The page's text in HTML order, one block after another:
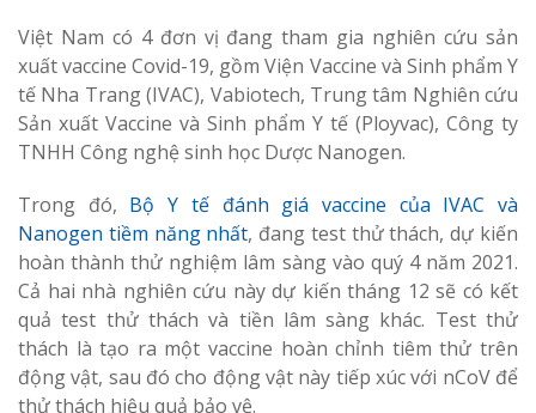
Việt Nam có 4 đơn vị đang tham gia nghiên cứu sản
xuất vaccine Covid-19, gồm Viện Vaccine và Sinh phẩm Y
tế Nha Trang (IVAC), Vabiotech, Trung tâm Nghiên cứu
Sản xuất Vaccine và Sinh phẩm Y tế (Ployvac), Công ty
TNHH Công nghệ sinh học Dược Nanogen.
Trong đó, Bộ Y tế đánh giá vaccine của IVAC và
Nanogen tiềm năng nhất, đang test thử thách, dự kiến
hoàn thành thử nghiệm lâm sàng vào quý 4 năm 2021.
Cả hai nhà nghiên cứu này dự kiến tháng 12 sẽ có kết
quả test thử thách và tiền lâm sàng khác. Test thử
thách là tạo ra một vaccine hoàn chỉnh tiêm thử trên
động vật, sau đó cho động vật này tiếp xúc với nCoV để
thử thách hiệu quả bảo vệ.